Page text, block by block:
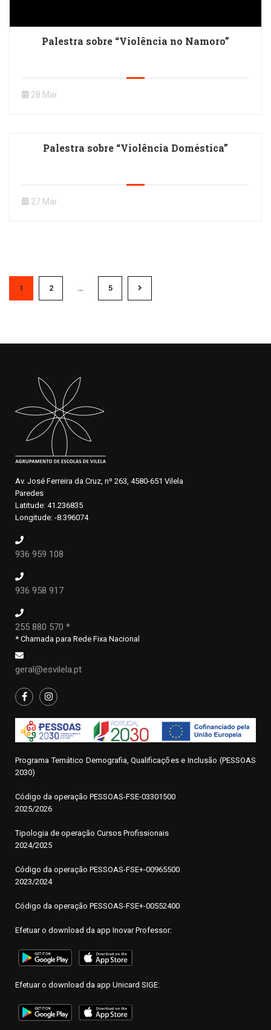
Palestra sobre “Violência no Namoro”
28 Mar
Palestra sobre “Violência Doméstica”
27 Mar
1 2 … 5
Av. José Ferreira da Cruz, nº 263, 4580-651 Vilela
Paredes
Latitude: 41.236835
Longitude: -8.396074
936 959 108
936 958 917
255 880 570 *
* Chamada para Rede Fixa Nacional
geral@esvilela.pt
Programa Temático Demografia, Qualificações e Inclusão (PESSOAS
2030)
Código da operação PESSOAS-FSE-03301500
2025/2026
Tipologia de operação Cursos Profissionais
2024/2025
Código da operação PESSOAS-FSE+-00965500
2023/2024
Código da operação PESSOAS-FSE+-00552400
Efetuar o download da app Inovar Professor:
Efetuar o download da app Unicard SIGE: